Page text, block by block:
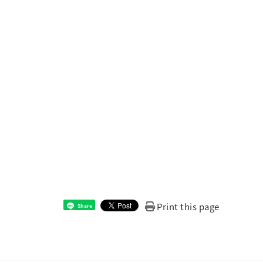
Share Print this page